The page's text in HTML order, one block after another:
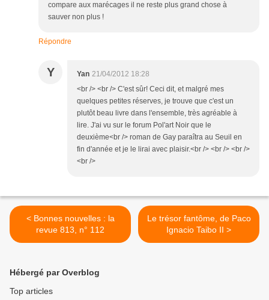
compare aux marécages il ne reste plus grand chose à
sauver non plus !
Répondre
Y Yan 21/04/2012 18:28
<br /> <br /> C'est sûr! Ceci dit, et malgré mes
quelques petites réserves, je trouve que c'est un
plutôt beau livre dans l'ensemble, très agréable à
lire. J'ai vu sur le forum Pol'art Noir que le
deuxième<br /> roman de Gay paraîtra au Seuil en
fin d'année et je le lirai avec plaisir.<br /> <br /> <br />
<br />
< Bonnes nouvelles : la
revue 813, n° 112
Le trésor fantôme, de Paco
Ignacio Taibo II >
Hébergé par Overblog
Top articles